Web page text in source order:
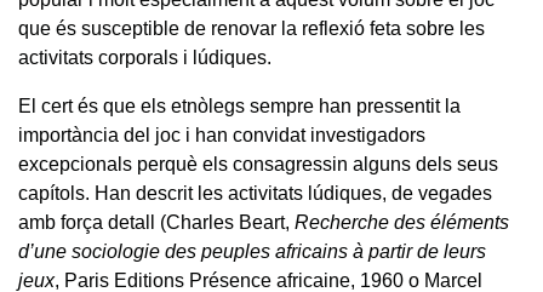
que és susceptible de renovar la reflexió feta sobre les
activitats corporals i lúdiques.
El cert és que els etnòlegs sempre han pressentit la
importància del joc i han convidat investigadors
excepcionals perquè els consagressin alguns dels seus
capítols. Han descrit les activitats lúdiques, de vegades
amb força detall (Charles Beart, Recherche des éléments
d’une sociologie des peuples africains à partir de leurs
jeux, Paris Editions Présence africaine, 1960 o Marcel